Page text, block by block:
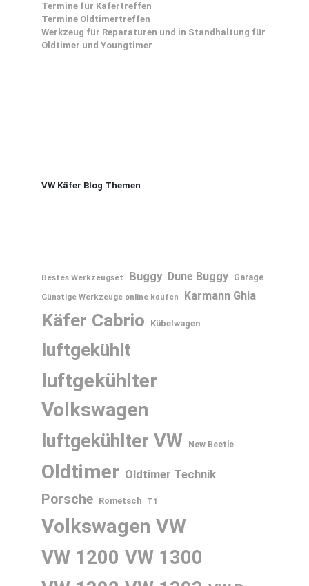
Termine für Käfertreffen
Termine Oldtimertreffen
Werkzeug für Reparaturen und in Standhaltung für
Oldtimer und Youngtimer
VW Käfer Blog Themen
Bestes Werkzeugset Buggy Dune Buggy
Garage
Günstige Werkzeuge online kaufen
Karmann Ghia
Käfer Cabrio Kübelwagen
luftgekühlt
luftgekühlter
Volkswagen
luftgekühlter VW New Beetle
Oldtimer Oldtimer Technik
Porsche Rometsch T1
Volkswagen VW
VW 1200 VW 1300